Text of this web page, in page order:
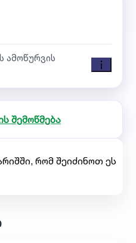
ამოწურვის
შემოწმება
რომ შეიძინოთ ეს